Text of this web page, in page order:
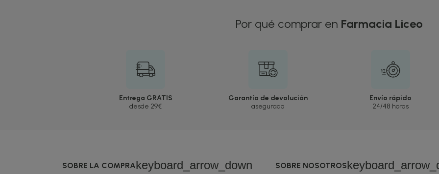
Por qué comprar en Farmacia Liceo
Entrega GRATIS
desde 29€
Garantía de devolución
asegurada
Envío rápido
24/48 horas
SOBRE LA COMPRAkeyboard_arrow_down SOBRE NOSOTROS